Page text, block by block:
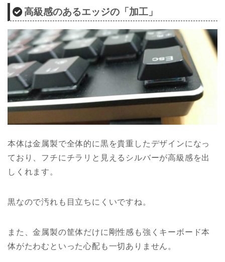
高級感のあるエッジの「加工」
本体は金属製で全体的に黒を貴重したデザインになっ
ており、フチにチラリと見えるシルバーが高級感を出
しくれます。
黒なので汚れも目立ちにくいですね。
また、金属製の筐体だけに剛性感も強くキーボード本
体がたわむといった心配も一切ありません。